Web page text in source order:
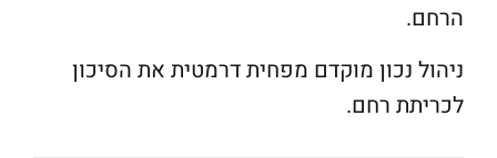
הרחם.
ניהול נכון מוקדם מפחית דרמטית את הסיכון
לכריתת רחם.